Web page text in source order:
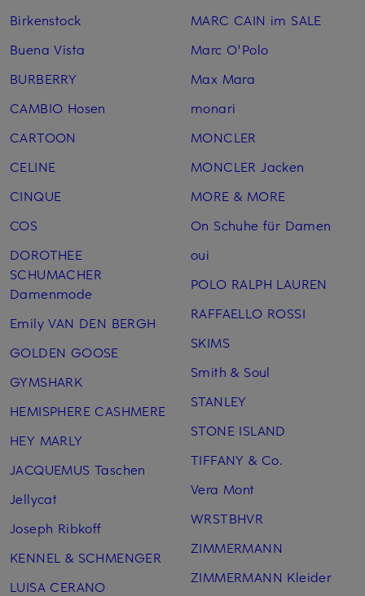
Birkenstock
Buena Vista
BURBERRY
CAMBIO Hosen
CARTOON
CELINE
CINQUE
COS
DOROTHEE
SCHUMACHER
Damenmode
Emily VAN DEN BERGH
GOLDEN GOOSE
GYMSHARK
HEMISPHERE CASHMERE
HEY MARLY
JACQUEMUS Taschen
Jellycat
Joseph Ribkoff
KENNEL & SCHMENGER
LUISA CERANO
MARC CAIN im SALE
Marc O'Polo
Max Mara
monari
MONCLER
MONCLER Jacken
MORE & MORE
On Schuhe für Damen
oui
POLO RALPH LAUREN
RAFFAELLO ROSSI
SKIMS
Smith & Soul
STANLEY
STONE ISLAND
TIFFANY & Co.
Vera Mont
WRSTBHVR
ZIMMERMANN
ZIMMERMANN Kleider